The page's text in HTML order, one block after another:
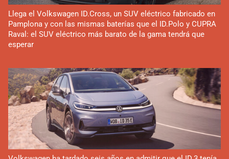
Llega el Volkswagen ID.Cross, un SUV eléctrico fabricado en
Pamplona y con las mismas baterías que el ID.Polo y CUPRA
Raval: el SUV eléctrico más barato de la gama tendrá que
esperar